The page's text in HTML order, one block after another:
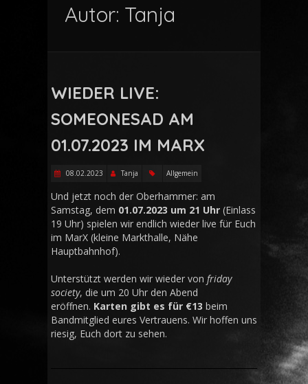
Autor: Tanja
WIEDER LIVE:
SOMEONESAD AM
01.07.2023 IM MARX
08.02.2023 Tanja Allgemein
Und jetzt noch der Oberhammer: am
Samstag, dem 01.07.2023 um 21 Uhr (Einlass
19 Uhr) spielen wir endlich wieder live für Euch
im MarX (kleine Markthalle, Nähe
Hauptbahnhof).
Unterstützt werden wir wieder von friday
society, die um 20 Uhr den Abend
eröffnen. Karten gibt es für €13 beim
Bandmitglied eures Vertrauens. Wir hoffen uns
riesig, Euch dort zu sehen.